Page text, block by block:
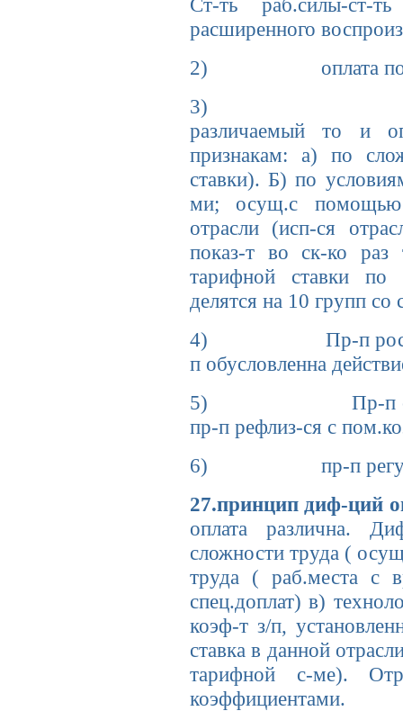
расширенного
2) оплата по
3) пр-п диф-
различаемый то и
признакам: а) по
ставки). Б) по
ми; осущ.с помощью
отрасли (исп-ся
показ-т во ск-ко раз
тарифной ставки по
делятся на 10 групп
4) Пр-п роста з/п
п обусловленна
5) Пр-п
пр-п рефлиз-ся с
6) пр-п
27.принцип диф-ций
оплата различна.
сложности труда (
труда ( раб.места с
спец.доплат) в)
коэф-т з/п,
ставка в данной
тарифной с-ме).
коэффициентами.